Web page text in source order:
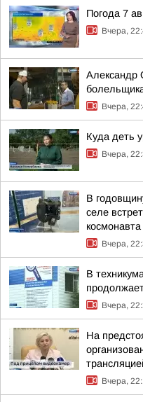
Погода 7
Вчера,
Александр
Вчера,
Куда деть
Вчера,
В
селе
космонавта
Вчера,
В
Вчера,
На
Вчера,